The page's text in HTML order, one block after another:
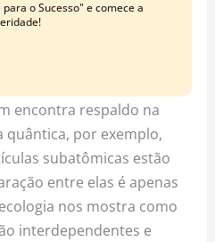
o Sucesso" e comece a
encontra respaldo na
quântica, por exemplo,
subatômicas estão
entre elas é apenas
nos mostra como
interdependentes e